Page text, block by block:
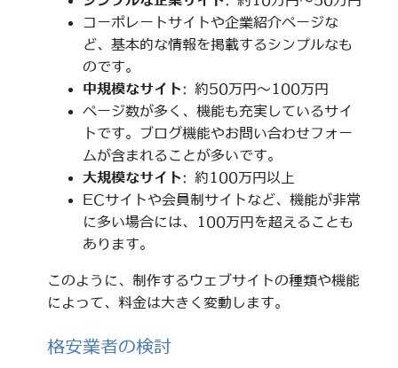
コーポレートサイトや企業紹介ページな
ど、基本的な情報を掲載するシンプルなも
のです。
中規模なサイト: 約50万円～100万円
ページ数が多く、機能も充実しているサイ
トです。ブログ機能やお問い合わせフォー
ムが含まれることが多いです。
大規模なサイト: 約100万円以上
ECサイトや会員制サイトなど、機能が非常
に多い場合には、100万円を超えることも
あります。
このように、制作するウェブサイトの種類や機能
によって、料金は大きく変動します。
格安業者の検討